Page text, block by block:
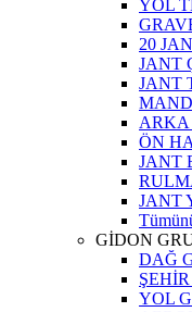
YOL
20
JANT
JANT
ARKA
ÖN
JANT
JANT
GİDON
DAĞ
YOL